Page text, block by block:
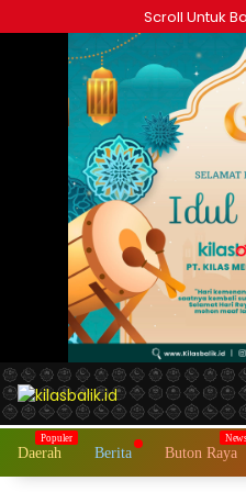
ke
Scroll Untuk
Daerah Berita Buton Raya